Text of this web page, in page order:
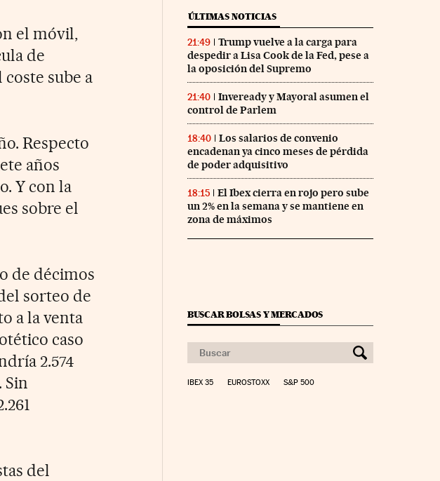
el móvil,
de
sube a
Respecto
años
Y con la
sobre el
de décimos
sorteo de
a la venta
caso
2.574
Sin
del
ÚLTIMAS NOTICIAS
21:49
Trump vuelve a la carga para
despedir a Lisa Cook de la Fed, pese a
la oposición del Supremo
21:40
Inveready y Mayoral asumen el
control de Parlem
18:40
Los salarios de convenio
encadenan ya cinco meses de pérdida
de poder adquisitivo
18:15
El Ibex cierra en rojo pero sube
un 2% en la semana y se mantiene en
zona de máximos
BUSCAR BOLSAS Y MERCADOS
IBEX 35 EUROSTOXX S&P 500